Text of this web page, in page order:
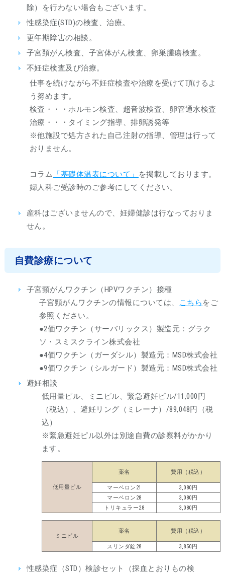
除）を行わない場合もございます。
性感染症(STD)の検査、治療。
更年期障害の相談。
子宮頚がん検査、子宮体がん検査、卵巣腫瘍検査。
不妊症検査及び治療。
仕事を続けながら不妊症検査や治療を受けて頂けるよ
う努めます。
検査・・・ホルモン検査、超音波検査、卵管通水検査
治療・・・タイミング指導、排卵誘発等
※他施設で処方された自己注射の指導、管理は行って
おりません。
コラム 「基礎体温表について」
を掲載しております。
婦人科ご受診時のご参考にしてください。
産科はございませんので、妊婦健診は行なっておりま
せん。
自費診療について
子宮頸がんワクチン（HPVワクチン）接種
子宮頸がんワクチンの情報については、
こちら をご
参照ください。
●2価ワクチン（サーバリックス）製造元：グラク
ソ・スミスクライン株式会社
●4価ワクチン（ガーダシル）製造元：MSD株式会社
●9価ワクチン（シルガード）製造元：MSD株式会社
避妊相談
低用量ピル、ミニピル、緊急避妊ピル/11,000円
（税込）、避妊リング（ミレーナ）/89,048円（税
込）
※緊急避妊ピル以外は別途自費の診察料がかかり
ます。
低用量ピル
薬名 費用（税込）
マーベロン21
3,080円
マーベロン28
3,080円
トリキュラー28
3,080円
ミニピル
薬名 費用（税込）
スリンダ錠28 3,850円
性感染症（STD）検診セット（採血とおりもの検